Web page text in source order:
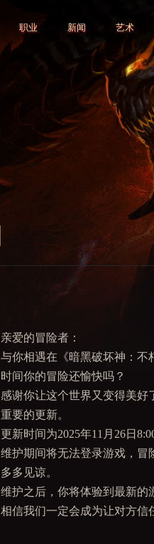
职业 新闻 艺术
亲爱的冒险者：
与你相遇在《暗黑破坏神：不
时间你的冒险还愉快吗？
感谢你让这个世界又变得美
重要的更新。
更新时间为2025年11月26日
维护期间将无法登录游戏，冒
多多见谅。
维护之后，你将体验到最新的
相信我们一定会成为让对方信